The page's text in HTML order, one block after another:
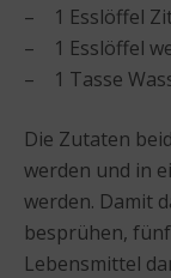
– 1 Esslöffel
– 1 Esslöffel
– 1 Tasse
Die Zutaten
werden und in
werden. Damit
besprühen,
Lebensmittel